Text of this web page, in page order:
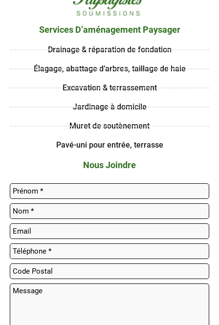
Services D’aménagement Paysager
Drainage & réparation de fondation
Élagage, abattage d’arbres, taillage de haie
Excavation & terrassement
Jardinage à domicile
Muret de soutènement
Pavé-uni pour entrée, terrasse
Nous Joindre